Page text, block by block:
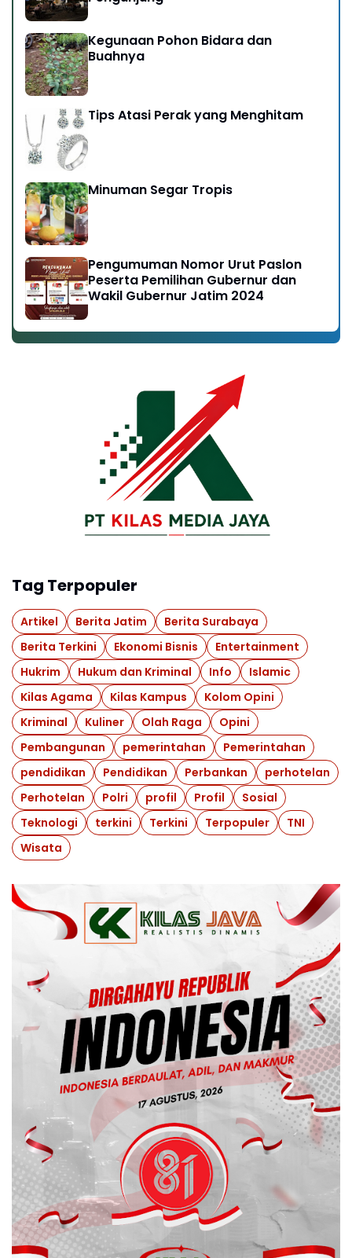
Kegunaan Pohon Bidara dan
Buahnya
Tips Atasi Perak yang Menghitam
Minuman Segar Tropis
Pengumuman Nomor Urut Paslon
Peserta Pemilihan Gubernur dan
Wakil Gubernur Jatim 2024
Tag Terpopuler
Artikel Berita Jatim
Berita Surabaya
Berita Terkini
Ekonomi Bisnis
Entertainment
Hukrim
Hukum dan Kriminal Info
Islamic
Kilas Agama
Kilas Kampus
Kolom Opini
Kriminal
Kuliner Olah Raga
Opini
Pembangunan
pemerintahan
Pemerintahan
pendidikan
Pendidikan Perbankan
perhotelan
Perhotelan
Polri profil Profil
Sosial
Teknologi
terkini Terkini Terpopuler
TNI
Wisata